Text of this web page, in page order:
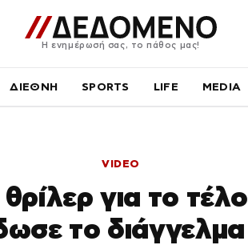
Η ενημέρωσή σας, το πάθος μας!
ΔΙΕΘΝΗ SPORTS LIFE MEDIA
VIDEO
για το
το